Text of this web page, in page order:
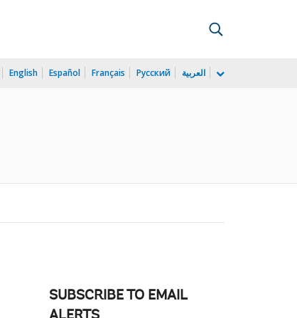
English Español Français Русский العربية
SUBSCRIBE TO EMAIL